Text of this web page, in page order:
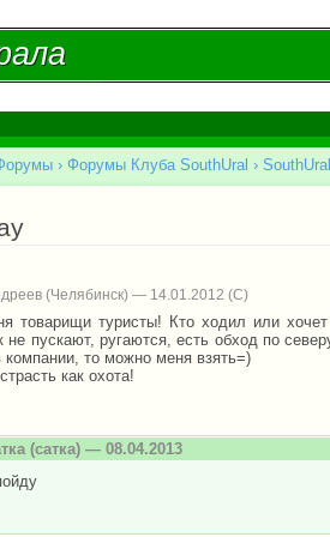
› Форумы Клуба SouthUral ›
(Челябинск) — 14.01.2012
товарищи туристы! Кто ходил или
не пускают, ругаются, есть обход по
компании, то можно меня взять=)
как охота!
(сатка) — 08.04.2013